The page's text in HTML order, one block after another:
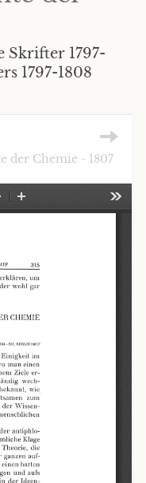
Skrifter 1797-
1797-1808
der Chemie - 1807